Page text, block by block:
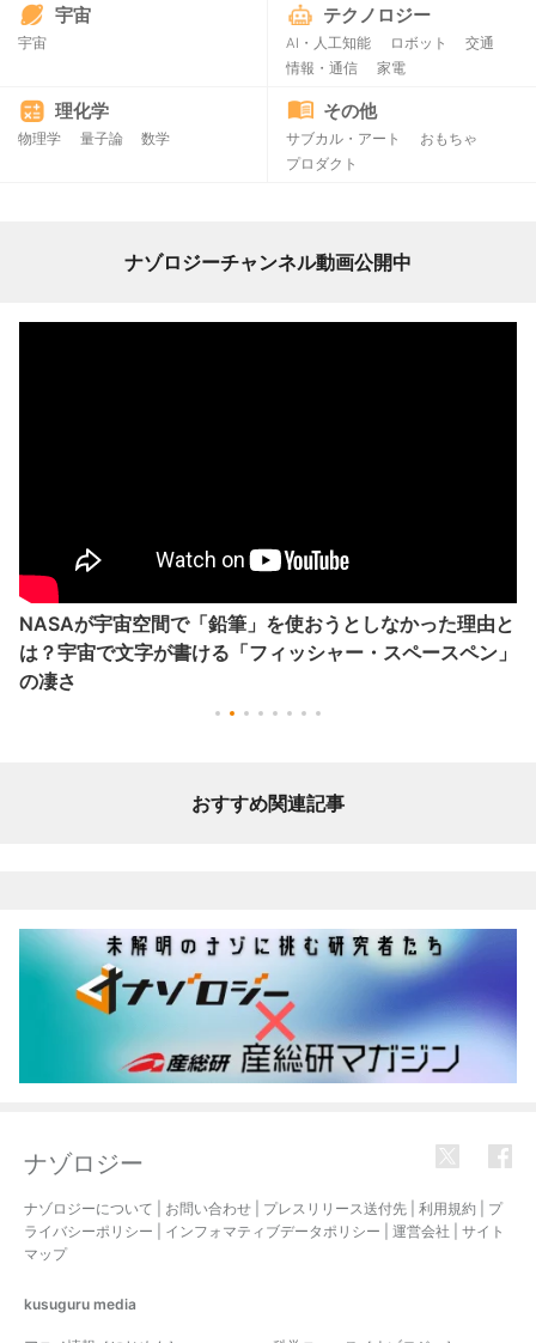
宇宙
宇宙
テクノロジー
AI・人工知能 ロボット
交通
情報・通信
家電
理化学
物理学 量子論 数学
その他
サブカル・アート
おもちゃ
プロダクト
ナゾロジーチャンネル動画公開中
NASAが宇宙空間で「鉛筆」を使おうとしなかった理由と
は？宇宙で文字が書ける「フィッシャー・スペースペン」
の凄さ
おすすめ関連記事
ナゾロジー
ナゾロジーについて お問い合わせ プレスリリース送付先 利用規約
プ
ライバシーポリシー
インフォマティブデータポリシー 運営会社
サイト
マップ
kusuguru media